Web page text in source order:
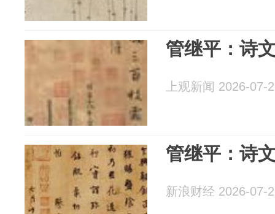
管继平：诗
上观新闻 2026-07-
管继平：诗
新浪财经 2026-07-